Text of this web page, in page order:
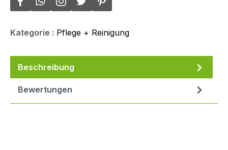
Kategorie : Pflege + Reinigung
Beschreibung
Bewertungen